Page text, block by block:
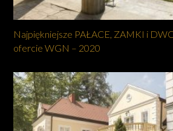
Najpiękniejsze PAŁACE, ZAMKI i
ofercie WGN – 2020